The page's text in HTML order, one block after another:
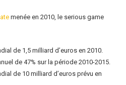
menée en 2010, le serious game
de 1,5 milliard d’euros en 2010.
de 47% sur la période 2010-2015.
de 10 milliard d’euros prévu en